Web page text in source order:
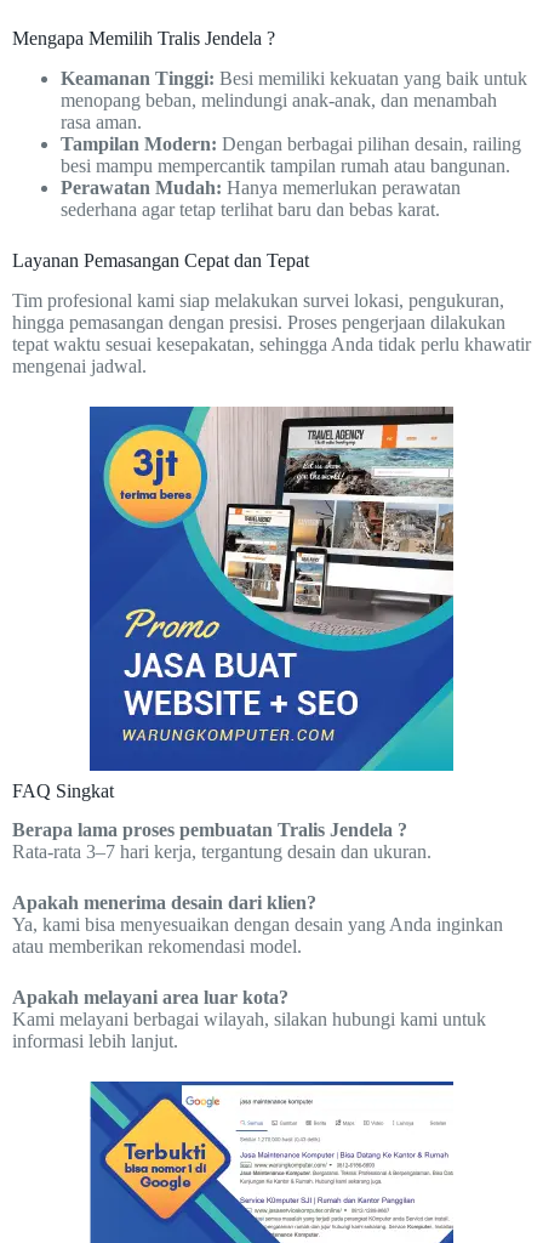
Mengapa Memilih Tralis Jendela ?
Keamanan Tinggi: Besi memiliki kekuatan yang baik untuk
menopang beban, melindungi anak-anak, dan menambah
rasa aman.
Tampilan Modern: Dengan berbagai pilihan desain, railing
besi mampu mempercantik tampilan rumah atau bangunan.
Perawatan Mudah: Hanya memerlukan perawatan
sederhana agar tetap terlihat baru dan bebas karat.
Layanan Pemasangan Cepat dan Tepat
Tim profesional kami siap melakukan survei lokasi, pengukuran,
hingga pemasangan dengan presisi. Proses pengerjaan dilakukan
tepat waktu sesuai kesepakatan, sehingga Anda tidak perlu khawatir
mengenai jadwal.
FAQ Singkat
Berapa lama proses pembuatan Tralis Jendela ?
Rata-rata 3–7 hari kerja, tergantung desain dan ukuran.
Apakah menerima desain dari klien?
Ya, kami bisa menyesuaikan dengan desain yang Anda inginkan
atau memberikan rekomendasi model.
Apakah melayani area luar kota?
Kami melayani berbagai wilayah, silakan hubungi kami untuk
informasi lebih lanjut.